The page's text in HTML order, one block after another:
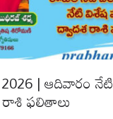
| ఆదివారం నేటి
ఫలితాలు